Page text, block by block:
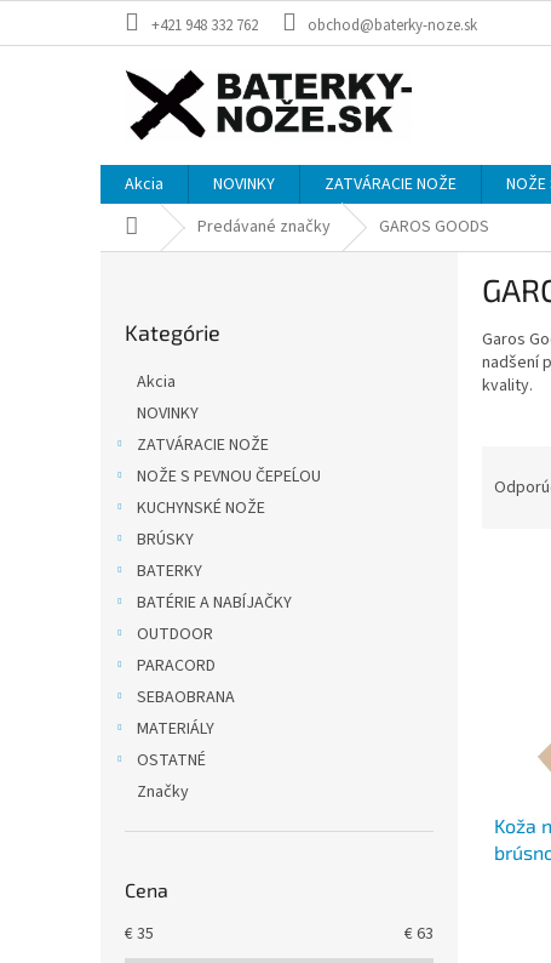
+421 948 332 762 obchod@baterky-noze.sk
Akcia NOVINKY ZATVÁRACIE NOŽE NOŽE
DomovPredávané značky GAROS GOODS
kategórie
Kategórie
Akcia
NOVINKY
ZATVÁRACIE NOŽE
NOŽE S PEVNOU ČEPEĹOU
KUCHYNSKÉ NOŽE
BRÚSKY
BATERKY
BATÉRIE A NABÍJAČKY
OUTDOOR
PARACORD
SEBAOBRANA
MATERIÁLY
OSTATNÉ
Značky
Cena
€35 €63
Garos
nadšení
kvality.
Koža